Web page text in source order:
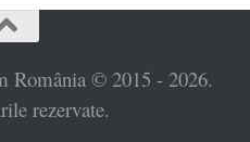
România © 2015 - 2026.
rezervate.